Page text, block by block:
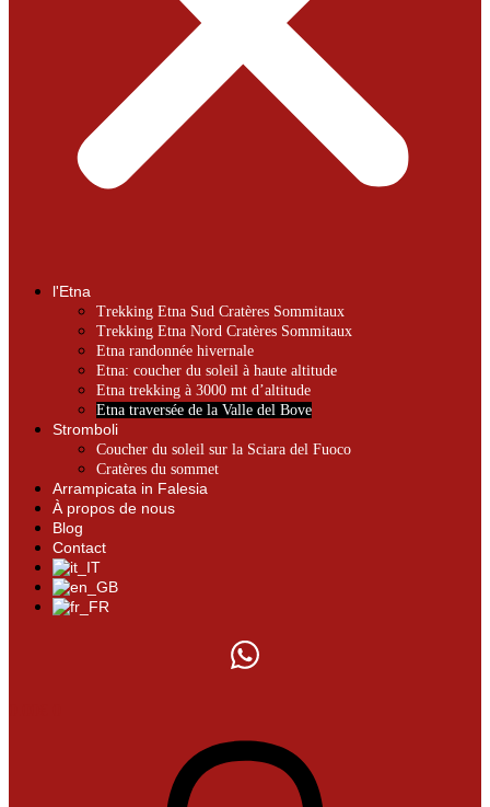
l'Etna
Trekking Etna Sud Cratères Sommitaux
Trekking Etna Nord Cratères Sommitaux
Etna randonnée hivernale
Etna: coucher du soleil à haute altitude
Etna trekking à 3000 mt d’altitude
Etna traversée de la Valle del Bove
Stromboli
Coucher du soleil sur la Sciara del Fuoco
Cratères du sommet
Arrampicata in Falesia
À propos de nous
Blog
Contact